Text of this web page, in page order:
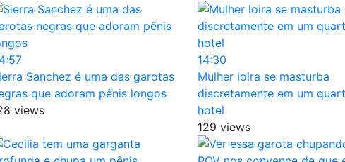
Sanchez é uma das garotas
que adoram pênis longos
views
14:30
Mulher loira se masturba
discretamente em um
hotel
129 views